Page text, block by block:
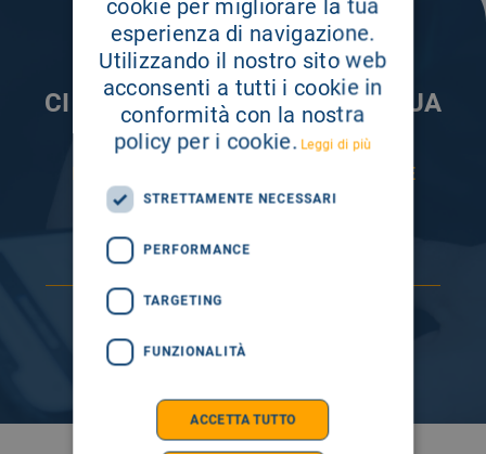
CI PRENDIAMO CURA DELLA TUA
INFORMAZIONE
ISCRIVITI AI NOSTRI CANALI PER RESTARE
SEMPRE AGGIORNATO
cookie per migliorare la tua
esperienza di navigazione.
Utilizzando il nostro sito web
acconsenti a tutti i cookie in
conformità con la nostra
policy per i cookie. Leggi di più
STRETTAMENTE NECESSARI
PERFORMANCE
TARGETING
FUNZIONALITÀ
ACCETTA TUTTO